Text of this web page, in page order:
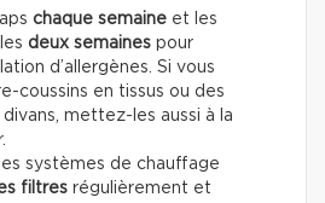
chaque semaine et les
deux semaines pour
d’allergènes. Si vous
coussins en tissus ou des
divans, mettez-les aussi à la
systèmes de chauffage
filtres régulièrement et